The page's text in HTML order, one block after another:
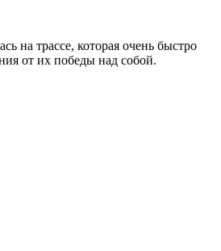
на трассе, которая очень быстро
от их победы над собой.